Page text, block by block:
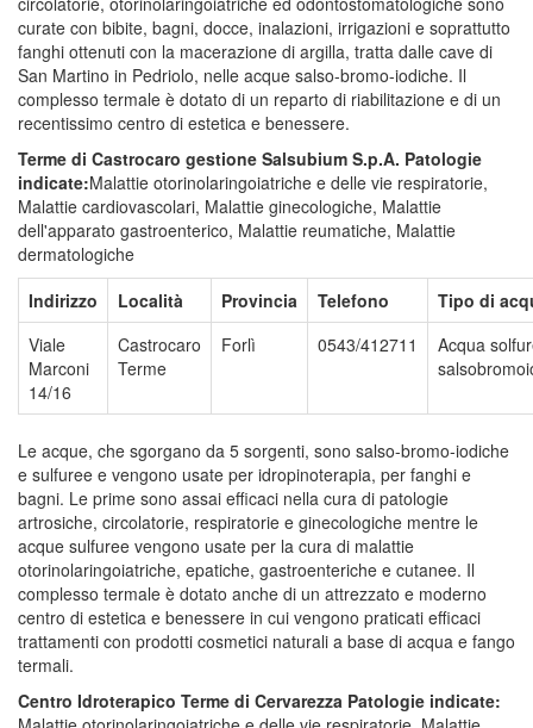
curate con bibite, bagni, docce, inalazioni, irrigazioni e soprattutto
fanghi ottenuti con la macerazione di argilla, tratta dalle cave di
San Martino in Pedriolo, nelle acque salso-bromo-iodiche. Il
complesso termale è dotato di un reparto di riabilitazione e di un
recentissimo centro di estetica e benessere.
Terme di Castrocaro gestione Salsubium S.p.A. Patologie
indicate:Malattie otorinolaringoiatriche e delle vie respiratorie,
Malattie cardiovascolari, Malattie ginecologiche, Malattie
dell'apparato gastroenterico, Malattie reumatiche, Malattie
dermatologiche
Indirizzo
Località Provincia Telefono
Tipo di
Viale
Marconi
14/16
Castrocaro
Terme
Forlì 0543/412711
Acqua
Le acque, che sgorgano da 5 sorgenti, sono salso-bromo-iodiche
e sulfuree e vengono usate per idropinoterapia, per fanghi e
bagni. Le prime sono assai efficaci nella cura di patologie
artrosiche, circolatorie, respiratorie e ginecologiche mentre le
acque sulfuree vengono usate per la cura di malattie
otorinolaringoiatriche, epatiche, gastroenteriche e cutanee. Il
complesso termale è dotato anche di un attrezzato e moderno
centro di estetica e benessere in cui vengono praticati efficaci
trattamenti con prodotti cosmetici naturali a base di acqua e fango
termali.
Centro Idroterapico Terme di Cervarezza Patologie indicate: